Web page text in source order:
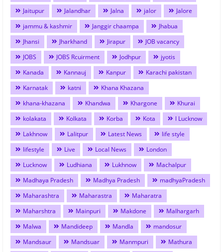
Jaitupur
Jalandhar Jalna jalor
Jalore
jammu & kashmir
Janggir chaampa
Jhabua
Jhansi
Jharkhand Jirapur
JOB vacancy
JOBS
JOBS Rcuirment Jodhpur
jyotis
Kanada
Kannauj Kanpur
Karachi pakistan
Karnatak
katni
Khana Khazana
khana-khazana
Khandwa Khargone
Khurai
kolakata
Kolkata Korba Kota
l Lucknow
Lakhnow
Lalitpur Latest News
life style
lifestyle
Live Local News
London
Lucknow
Ludhiana Lukhnow
Machalpur
Madhaya Pradesh
Madhya Pradesh
madhyaPradesh
Maharashtra
Maharastra
Maharatra
Maharshtra
Mainpuri Makdone
Malhargarh
Malwa
Mandideep Mandla
mandosur
Mandsaur
Mandsuar Manmpuri
Mathura